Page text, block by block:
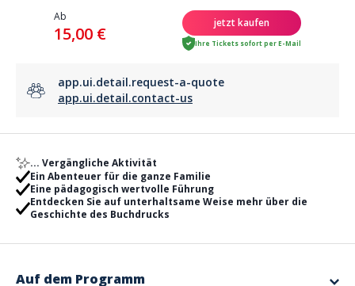
Ab
15,00 €
jetzt kaufen
Ihre Tickets sofort per E-Mail
app.ui.detail.request-a-quote
app.ui.detail.contact-us
... Vergängliche Aktivität
Ein Abenteuer für die ganze Familie
Eine pädagogisch wertvolle Führung
Entdecken Sie auf unterhaltsame Weise mehr über die
Geschichte des Buchdrucks
Auf dem Programm